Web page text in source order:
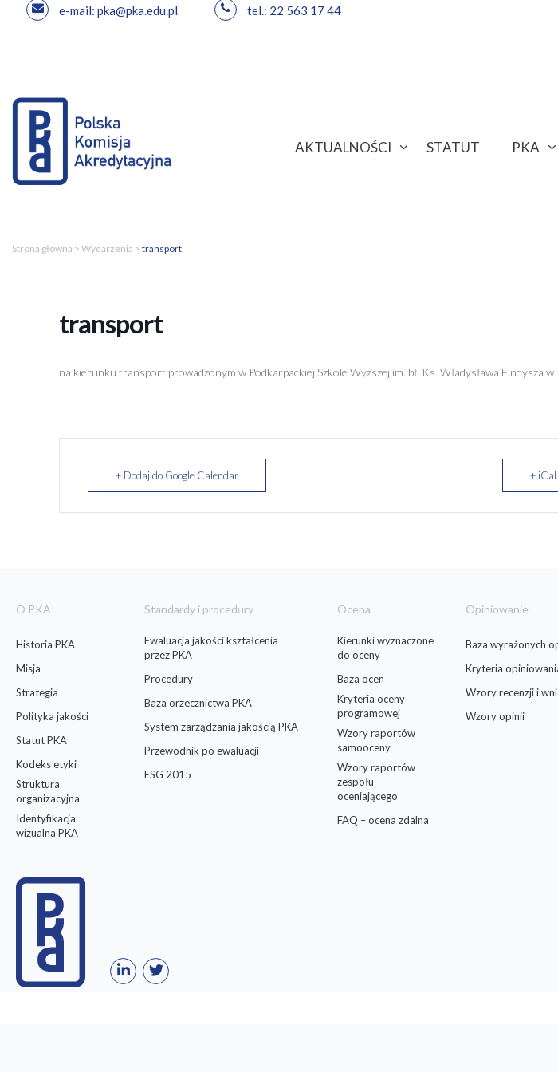
e-mail: pka@pka.edu.pl tel.: 22 563 17 44
AKTUALNOŚCI STATUT PKA
Strona główna > Wydarzenia > transport
transport
na kierunku transport prowadzonym w Podkarpackiej Szkole Wyższej im. bł. Ks. Władysława Findysza w
+ Dodaj do Google Calendar +
O PKA
Historia PKA
Misja
Strategia
Polityka jakości
Statut PKA
Kodeks etyki
Struktura
organizacyjna
Identyfikacja
wizualna PKA
Standardy i procedury
Ewaluacja jakości kształcenia
przez PKA
Procedury
Baza orzecznictwa PKA
System zarządzania jakością PKA
Przewodnik po ewaluacji
ESG 2015
Ocena
Kierunki wyznaczone
do oceny
Baza ocen
Kryteria oceny
programowej
Wzory raportów
samooceny
Wzory raportów
zespołu
oceniającego
FAQ – ocena zdalna
Opiniowanie
Baza wyrażonych
Kryteria
Wzory recenzji i
Wzory opinii